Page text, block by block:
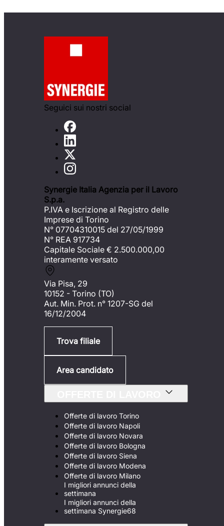
Seguici sui nostri social
Synergie Italia Agenzia per il Lavoro
S.p.a.
P.IVA e Iscrizione al Registro delle
Imprese di Torino
N° 07704310015 del 27/05/1999
N° REA 917734
Capitale Sociale € 2.500.000,00
interamente versato
Via Pisa, 29
10152 - Torino (TO)
Aut. Min. Prot. n° 1207-SG del
16/12/2004
Trova filiale
Area candidato
Offerte di lavoro Torino
Offerte di lavoro Napoli
Offerte di lavoro Novara
Offerte di lavoro Bologna
Offerte di lavoro Siena
Offerte di lavoro Modena
Offerte di lavoro Milano
I migliori annunci della
settimana
I migliori annunci della
settimana Synergie68